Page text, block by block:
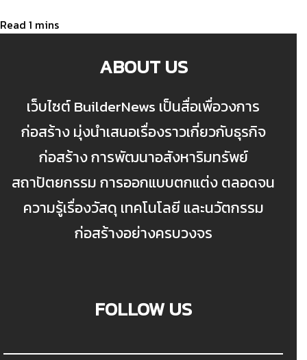
ABOUT US
เว็บไซต์ BuilderNews เป็นสื่อเพื่อวงการ
ก่อสร้าง มุ่งนำเสนอเรื่องราวเกี่ยวกับธุรกิจ
ก่อสร้าง การพัฒนาอสังหาริมทรัพย์
สถาปัตยกรรม การออกแบบตกแต่ง ตลอดจน
ความรู้เรื่องวัสดุ เทคโนโลยี และนวัตกรรม
ก่อสร้างอย่างครบวงจร
FOLLOW US